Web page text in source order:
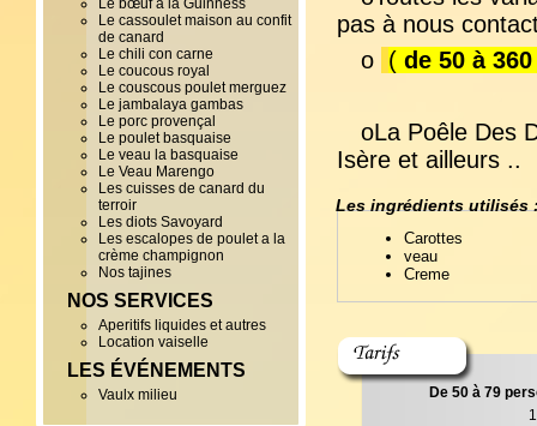
pas à nous
o ( de 50 à
oLa Poêle Des
Isère et ailleurs ..
Les ingrédients utilisés
Carottes
veau
Creme
De 50 à 79
Le bœuf à la Guinness
Le cassoulet maison au confit
de canard
Le chili con carne
Le coucous royal
Le couscous poulet merguez
Le jambalaya gambas
Le porc provençal
Le poulet basquaise
Le veau la basquaise
Le Veau Marengo
Les cuisses de canard du
terroir
Les diots Savoyard
Les escalopes de poulet a la
crème champignon
Nos tajines
NOS SERVICES
Aperitifs liquides et autres
Location vaiselle
LES ÉVÉNEMENTS
Vaulx milieu